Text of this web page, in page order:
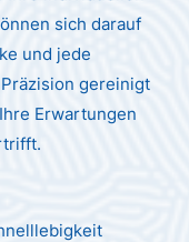
sich darauf
und jede
gereinigt
Erwartungen